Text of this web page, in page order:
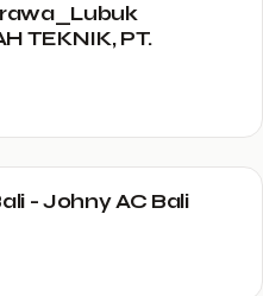
TEKNIK, PT.
- Johny AC Bali